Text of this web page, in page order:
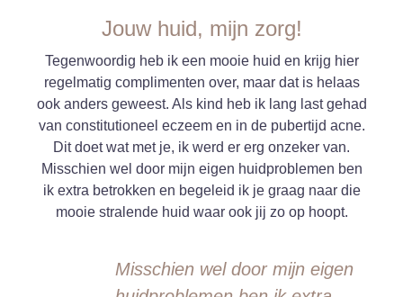
Jouw huid, mijn zorg!
Tegenwoordig heb ik een mooie huid en krijg hier
regelmatig complimenten over, maar dat is helaas
ook anders geweest. Als kind heb ik lang last gehad
van constitutioneel eczeem en in de pubertijd acne.
Dit doet wat met je, ik werd er erg onzeker van.
Misschien wel door mijn eigen huidproblemen ben
ik extra betrokken en begeleid ik je graag naar die
mooie stralende huid waar ook jij zo op hoopt.
Misschien wel door mijn eigen